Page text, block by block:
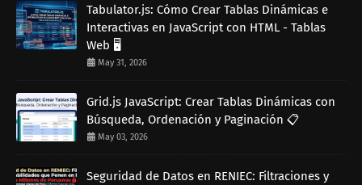
Tabulator.js: Cómo Crear Tablas Dinámicas e
Interactivas en JavaScript con HTML - Tablas
Web 🖥️
May 31, 2026
Grid.js JavaScript: Crear Tablas Dinámicas con
Búsqueda, Ordenación y Paginación 📋
May 03, 2026
Seguridad de Datos en RENIEC: Filtraciones y